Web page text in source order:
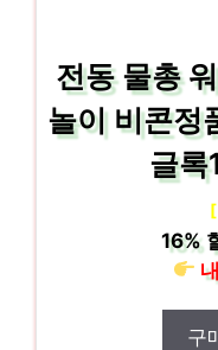
전동 물총
놀이 비콘정
글록
[
16%
구